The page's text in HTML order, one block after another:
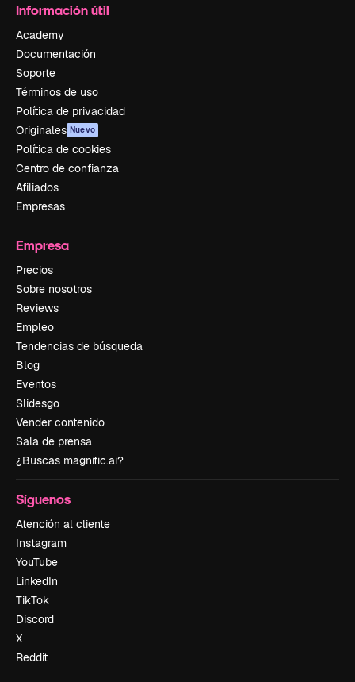
Información útil
Academy
Documentación
Soporte
Términos de uso
Política de privacidad
Originales Nuevo
Política de cookies
Centro de confianza
Afiliados
Empresas
Empresa
Precios
Sobre nosotros
Reviews
Empleo
Tendencias de búsqueda
Blog
Eventos
Slidesgo
Vender contenido
Sala de prensa
¿Buscas magnific.ai?
Síguenos
Atención al cliente
Instagram
YouTube
LinkedIn
TikTok
Discord
X
Reddit